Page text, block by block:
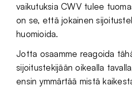
vaikutuksia CWV tulee
on se, että jokainen
huomioida.
Jotta osaamme reagoida
sijoitustekijään oikealla
ensin ymmärtää mistä